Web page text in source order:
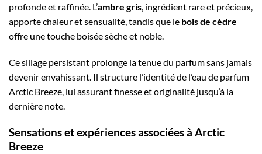
profonde et raffinée. L’ambre gris , ingrédient rare et précieux,
apporte chaleur et sensualité, tandis que le bois de cèdre
offre une touche boisée sèche et noble.
Ce sillage persistant prolonge la tenue du parfum sans jamais
devenir envahissant. Il structure l’identité de l’eau de parfum
Arctic Breeze, lui assurant finesse et originalité jusqu’à la
dernière note.
Sensations et expériences associées à Arctic
Breeze